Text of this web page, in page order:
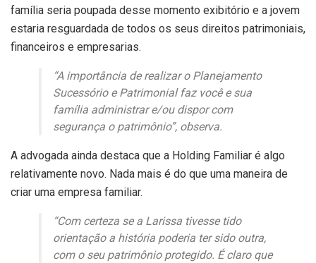
família seria poupada desse momento exibitório e a jovem
estaria resguardada de todos os seus direitos patrimoniais,
financeiros e empresarias.
“A importância de realizar o Planejamento
Sucessório e Patrimonial faz você e sua
família administrar e/ou dispor com
segurança o patrimônio”, observa.
A advogada ainda destaca que a Holding Familiar é algo
relativamente novo. Nada mais é do que uma maneira de
criar uma empresa familiar.
“Com certeza se a Larissa tivesse tido
orientação a história poderia ter sido outra,
com o seu patrimônio protegido. É claro que